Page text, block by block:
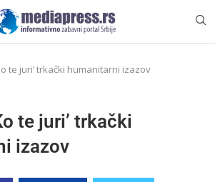
te juri’ trkački humanitarni izazov
te juri’ trkački
izazov